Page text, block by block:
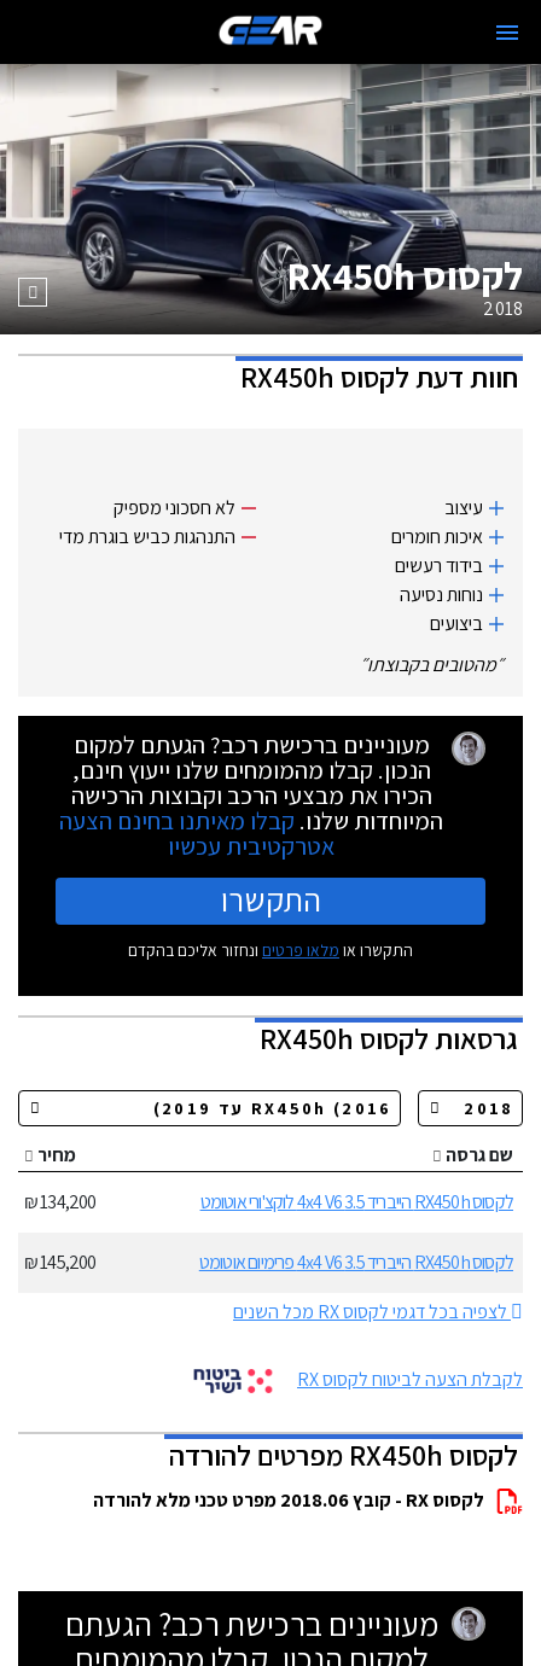
לקסוס RX450h
2018
חוות דעתלקסוס RX450h
עיצוב
איכות חומרים
בידוד רעשים
נוחות נסיעה
ביצועים
לא חסכוני מספיק
התנהגות כביש בוגרת מדי
״מהטובים בקבוצתו״
מעוניינים ברכישת רכב? הגעתם למקום
הנכון. קבלו מהמומחים שלנו ייעוץ חינם,
הכירו את מבצעי הרכב וקבוצות הרכישה
המיוחדות שלנו. קבלו מאיתנו בחינם הצעה
אטרקטיבית עכשיו
התקשרו
התקשרו או מלאו פרטים ונחזור אליכם בהקדם
גרסאותלקסוס RX450h
שם גרסה
מחיר
לקסוס RX450h הייבריד 3.5 4x4 V6 לוקצ'ורי אוטומט
134,200 ₪
לקסוס RX450h הייבריד 3.5 4x4 V6 פרימיום אוטומט
145,200 ₪
לצפיה בכל דגמי לקסוס RX מכל השנים
לקבלת הצעה לביטוח לקסוס RX
לקסוס RX450h מפרטים להורדה
לקסוס RX - קובץ 2018.06 מפרט טכני מלא להורדה
מעוניינים ברכישת רכב? הגעתם